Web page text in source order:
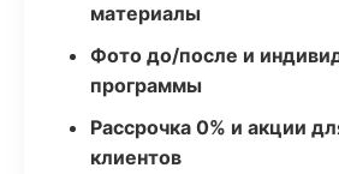
материалы
Фото до/после и
программы
Рассрочка 0% и акции
клиентов